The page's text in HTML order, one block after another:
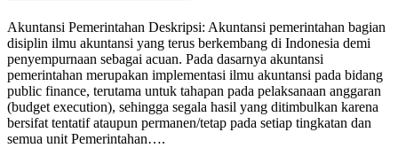
Akuntansi Pemerintahan Deskripsi: Akuntansi pemerintahan bagian
disiplin ilmu akuntansi yang terus berkembang di Indonesia demi
penyempurnaan sebagai acuan. Pada dasarnya akuntansi
pemerintahan merupakan implementasi ilmu akuntansi pada bidang
public finance, terutama untuk tahapan pada pelaksanaan anggaran
(budget execution), sehingga segala hasil yang ditimbulkan karena
bersifat tentatif ataupun permanen/tetap pada setiap tingkatan dan
semua unit Pemerintahan….